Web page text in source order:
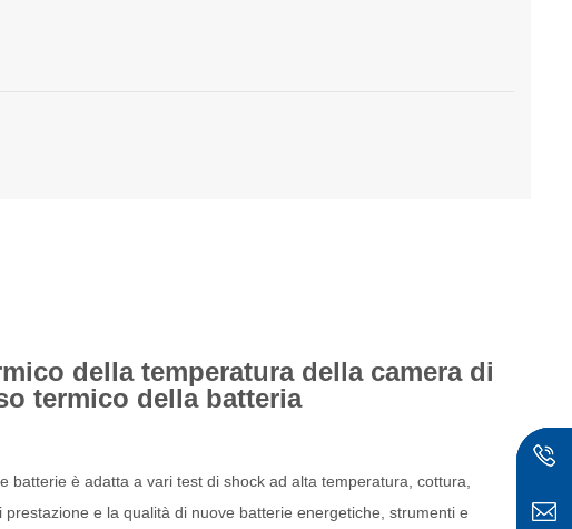
della temperatura della camera di
termico della batteria
batterie è adatta a vari test di shock ad alta temperatura, cottura,
e la qualità di nuove batterie energetiche, strumenti e